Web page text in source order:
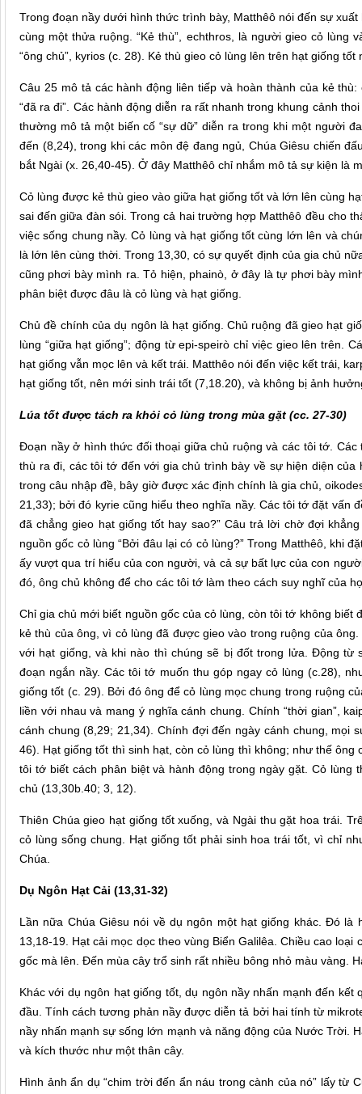
Trong đoạn nầy dưới hình thức trình bày, Matthêô nói đến sự
cùng một thửa ruộng. “Kẻ thù”, echthros, là người gieo cỏ lùng
“ông chủ”, kyrios (c. 28). Kẻ thù gieo cỏ lùng lên trên hạt giống
Câu 25 mô tả các hành động liên tiếp và hoàn thành của kẻ thù:
“đã ra đi”. Các hành động diễn ra rất nhanh trong khung cảnh
thường mô tả một biến cố “sự dữ” diễn ra trong khi một người
đến (8,24), trong khi các môn đệ đang ngủ, Chúa Giêsu chiến
bắt Ngài (x. 26,40-45). Ở đây Matthêô chỉ nhắm mô tả sự kiện là
Cỏ lùng được kẻ thù gieo vào giữa hạt giống tốt và lớn lên cùng
sai đến giữa đàn sói. Trong cả hai trường hợp Matthêô đều cho
việc sống chung nầy. Cỏ lùng và hạt giống tốt cùng lớn lên và
là lớn lên cùng thời. Trong 13,30, có sự quyết định của gia chủ
cũng phơi bày mình ra. Tỏ hiện, phainò, ở đây là tự phơi bày
phân biệt được đâu là cỏ lùng và hạt giống.
Chủ đề chính của dụ ngôn là hạt giống. Chủ ruộng đã gieo hạt
lùng “giữa hạt giống”; động từ epi-speirò chỉ việc gieo lên trên.
hạt giống vẫn mọc lên và kết trái. Matthêo nói đến việc kết trái,
hạt giống tốt, nên mới sinh trái tốt (7,18.20), và không bị ảnh
Lúa tốt được tách ra khỏi cỏ lùng trong mùa gặt (cc. 27-30)
Đoạn nầy ở hình thức đối thoại giữa chủ ruộng và các tôi tớ.
thù ra đi, các tôi tớ đến với gia chủ trình bày về sự hiện diện
trong câu nhập đề, bây giờ được xác định chính là gia chủ,
21,33); bởi đó kyrie cũng hiểu theo nghĩa nầy. Các tôi tớ đặt vấn
đã chẳng gieo hạt giống tốt hay sao?” Câu trả lời chờ đợi
nguồn gốc cỏ lùng “Bởi đâu lại có cỏ lùng?” Trong Matthêô, khi
ấy vượt qua trí hiểu của con người, và cả sự bất lực của con
đó, ông chủ không để cho các tôi tớ làm theo cách suy nghĩ của
Chỉ gia chủ mới biết nguồn gốc của cỏ lùng, còn tôi tớ không
kẻ thù của ông, vì cỏ lùng đã được gieo vào trong ruộng của
với hạt giống, và khi nào thì chúng sẽ bị đốt trong lửa. Động từ
đoạn ngắn nầy. Các tôi tớ muốn thu góp ngay cỏ lùng (c.28),
giống tốt (c. 29). Bởi đó ông để cỏ lùng mọc chung trong ruộng
liền với nhau và mang ý nghĩa cánh chung. Chính “thời gian”,
cánh chung (8,29; 21,34). Chính đợi đến ngày cánh chung,
46). Hạt giống tốt thì sinh hạt, còn cỏ lùng thì không; như thế ông
tôi tớ biết cách phân biệt và hành động trong ngày gặt. Cỏ
chủ (13,30b.40; 3, 12).
Thiên Chúa gieo hạt giống tốt xuống, và Ngài thu gặt hoa trái.
cỏ lùng sống chung. Hạt giống tốt phải sinh hoa trái tốt, vì chỉ
Chúa.
Dụ Ngôn Hạt Cải (13,31-32)
Lần nữa Chúa Giêsu nói về dụ ngôn một hạt giống khác. Đó
13,18-19. Hạt cải mọc dọc theo vùng Biển Galilêa. Chiều cao
gốc mà lên. Đến mùa cây trổ sinh rất nhiều bông nhỏ màu vàng.
Khác với dụ ngôn hạt giống tốt, dụ ngôn nầy nhấn mạnh đến
đầu. Tính cách tương phản nầy được diễn tả bởi hai tính từ
nầy nhấn mạnh sự sống lớn mạnh và năng động của Nước Trời.
và kích thước như một thân cây.
Hình ảnh ẩn dụ “chim trời đến ẩn náu trong cành của nó” lấy từ